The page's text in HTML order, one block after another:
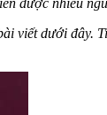
được nhiều
viết dưới đây.